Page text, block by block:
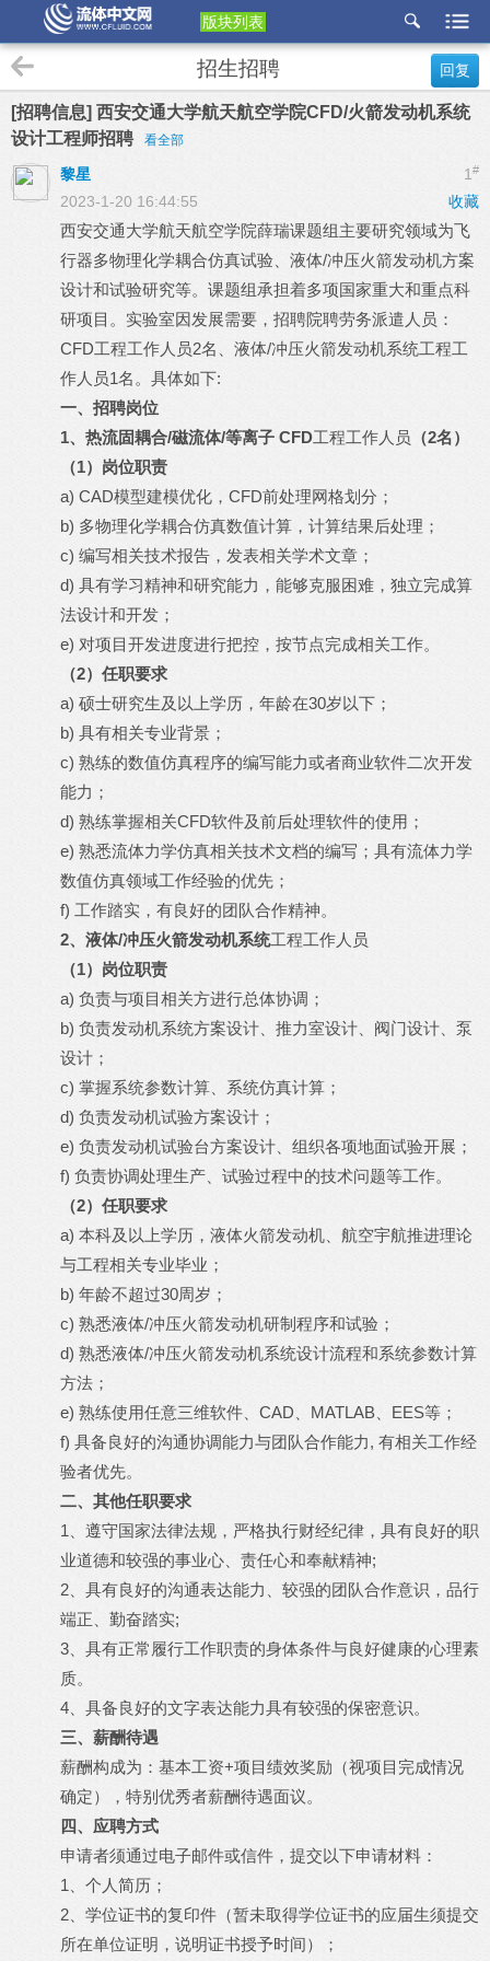
版块列表
etu
p
回复
招生招聘
[招聘信息] 西安交通大学航天航空学院CFD/火箭发动机系统
设计工程师招聘
看全部
1 #
黎星
收藏
2023-1-20 16:44:55
西安交通大学航天航空学院薛瑞课题组主要研究领域为飞
行器多物理化学耦合仿真试验、液体/冲压火箭发动机方案
设计和试验研究等。课题组承担着多项国家重大和重点科
研项目。实验室因发展需要，招聘院聘劳务派遣人员：
CFD工程工作人员2名、液体/冲压火箭发动机系统工程工
作人员1名。具体如下:
一、招聘岗位
1、热流固耦合/磁流体/等离子 CFD工程工作人员 （2名）
（1）岗位职责
a) CAD模型建模优化，CFD前处理网格划分；
b) 多物理化学耦合仿真数值计算，计算结果后处理；
c) 编写相关技术报告，发表相关学术文章；
d) 具有学习精神和研究能力，能够克服困难，独立完成算
法设计和开发；
e) 对项目开发进度进行把控，按节点完成相关工作。
（2）任职要求
a) 硕士研究生及以上学历，年龄在30岁以下；
b) 具有相关专业背景；
c) 熟练的数值仿真程序的编写能力或者商业软件二次开发
能力；
d) 熟练掌握相关CFD软件及前后处理软件的使用；
e) 熟悉流体力学仿真相关技术文档的编写；具有流体力学
数值仿真领域工作经验的优先；
f) 工作踏实，有良好的团队合作精神。
2、液体/冲压火箭发动机系统工程工作人员
（1）岗位职责
a) 负责与项目相关方进行总体协调；
b) 负责发动机系统方案设计、推力室设计、阀门设计、泵
设计；
c) 掌握系统参数计算、系统仿真计算；
d) 负责发动机试验方案设计；
e) 负责发动机试验台方案设计、组织各项地面试验开展；
f) 负责协调处理生产、试验过程中的技术问题等工作。
（2）任职要求
a) 本科及以上学历，液体火箭发动机、航空宇航推进理论
与工程相关专业毕业；
b) 年龄不超过30周岁；
c) 熟悉液体/冲压火箭发动机研制程序和试验；
d) 熟悉液体/冲压火箭发动机系统设计流程和系统参数计算
方法；
e) 熟练使用任意三维软件、CAD、MATLAB、EES等；
f) 具备良好的沟通协调能力与团队合作能力, 有相关工作经
验者优先。
二、其他任职要求
1、遵守国家法律法规，严格执行财经纪律，具有良好的职
业道德和较强的事业心、责任心和奉献精神;
2、具有良好的沟通表达能力、较强的团队合作意识，品行
端正、勤奋踏实;
3、具有正常履行工作职责的身体条件与良好健康的心理素
质。
4、具备良好的文字表达能力具有较强的保密意识。
三、薪酬待遇
薪酬构成为：基本工资+项目绩效奖励（视项目完成情况
确定），特别优秀者薪酬待遇面议。
四、应聘方式
申请者须通过电子邮件或信件，提交以下申请材料：
1、个人简历；
2、学位证书的复印件（暂未取得学位证书的应届生须提交
所在单位证明，说明证书授予时间）；